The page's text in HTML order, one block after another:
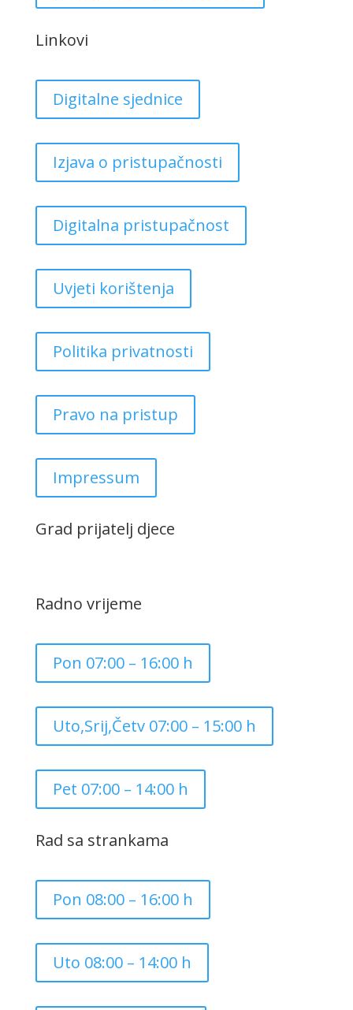
Linkovi
Digitalne sjednice
Izjava o pristupačnosti
Digitalna pristupačnost
Uvjeti korištenja
Politika privatnosti
Pravo na pristup
Impressum
Grad prijatelj djece
Radno vrijeme
Pon 07:00 – 16:00 h
Uto,Srij,Četv 07:00 – 15:00 h
Pet 07:00 – 14:00 h
Rad sa strankama
Pon 08:00 – 16:00 h
Uto 08:00 – 14:00 h